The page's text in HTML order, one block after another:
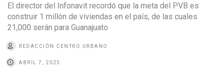
El director del Infonavit recordó que la meta del PVB es
construir 1 millón de viviendas en el país, de las cuales
21,000 serán para Guanajuato
REDACCIÓN CENTRO URBANO
ABRIL 7, 2025